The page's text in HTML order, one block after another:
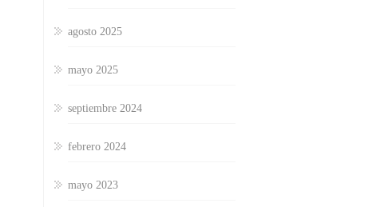
agosto 2025
mayo 2025
septiembre 2024
febrero 2024
mayo 2023